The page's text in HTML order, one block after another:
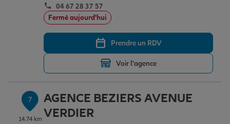
04 67 28 37 57
Fermé aujourd'hui
Prendre un RDV
Voir l'agence
7
14.74 km
AGENCE BEZIERS AVENUE
VERDIER